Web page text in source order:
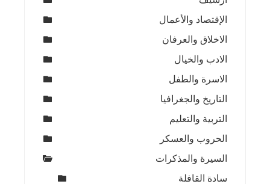
الإقتصاد والأعمال
الاخلاق والعرفان
الادب والخيال
الاسرة والطفل
التاريخ والجغرافيا
التربية والتعليم
الحروب والعسكر
السيرة والمذكرات
سادة القافلة